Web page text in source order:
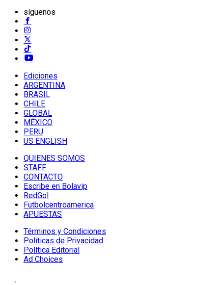
síguenos
Ediciones
ARGENTINA
BRASIL
CHILE
GLOBAL
MÉXICO
PERU
US ENGLISH
QUIENES SOMOS
STAFF
CONTACTO
Escribe en Bolavip
RedGol
Futbolcentroamerica
APUESTAS
Términos y Condiciones
Políticas de Privacidad
Política Editorial
Ad Choices